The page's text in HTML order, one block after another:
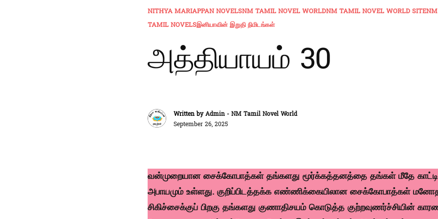
NITHYA MARIAPPAN NOVELSNM TAMIL NOVEL WORLDNM TAMIL NOVEL WORLD SITE
TAMIL NOVELSஇனியாவின் இறுதி நிமிடங்கள்
அத்தியாயம் 30
Written byAdmin - NM Tamil Novel World
September 26, 2025
வன்முறையான சைக்கோபாத்கள் தங்களது மூர்க்கத்தனத்தை தங்கள் மீதே
அபாயமும் உள்ளது. குறிப்பிடத்தக்க எண்ணிக்கையிலான சைக்கோபாத்கள்
சிகிச்சைக்குப் பிறகு தங்களது குணாதிசயம் கொடுத்த குற்றவுணர்ச்சியின்